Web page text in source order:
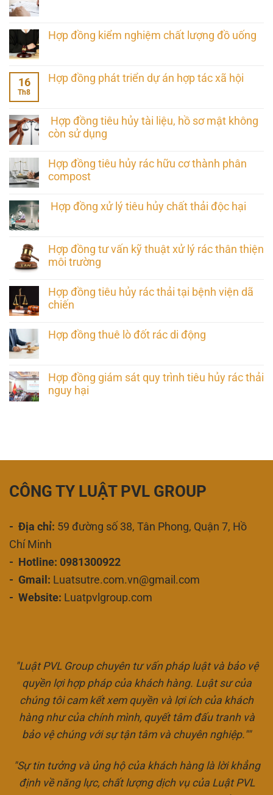
Hợp đồng kiểm nghiệm chất lượng đồ uống
16
Th8
Hợp đồng phát triển dự án hợp tác xã hội
Hợp đồng tiêu hủy tài liệu, hồ sơ mật không
còn sử dụng
Hợp đồng tiêu hủy rác hữu cơ thành phân
compost
Hợp đồng xử lý tiêu hủy chất thải độc hại
Hợp đồng tư vấn kỹ thuật xử lý rác thân thiện
môi trường
Hợp đồng tiêu hủy rác thải tại bệnh viện dã
chiến
Hợp đồng thuê lò đốt rác di động
Hợp đồng giám sát quy trình tiêu hủy rác thải
nguy hại
CÔNG TY LUẬT PVL GROUP
- Địa chỉ: 59 đường số 38, Tân Phong, Quận 7, Hồ
Chí Minh
- Hotline: 0981300922
- Gmail: Luatsutre.com.vn@gmail.com
- Website: Luatpvlgroup.com
"Luật PVL Group chuyên tư vấn pháp luật và bảo vệ
quyền lợi hợp pháp của khách hàng. Luật sư của
chúng tôi cam kết xem quyền và lợi ích của khách
hàng như của chính mình, quyết tâm đấu tranh và
bảo vệ chúng với sự tận tâm và chuyên nghiệp.""
"Sự tin tưởng và ủng hộ của khách hàng là lời khẳng
định về năng lực, chất lượng dịch vụ của Luật PVL